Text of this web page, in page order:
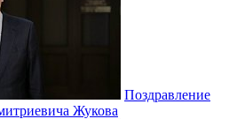
Поздравление
Жукова